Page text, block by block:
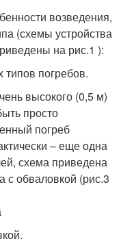
возведения,
(схемы устройства
на рис.1 ):
погребов.
высокого (0,5 м)
просто
погреб
– еще одна
схема приведена
с обваловкой (рис.3